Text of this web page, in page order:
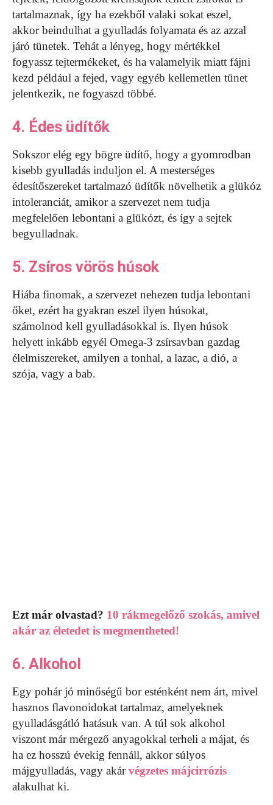
tartalmaznak, így ha ezekből valaki sokat eszel,
akkor beindulhat a gyulladás folyamata és az azzal
járó tünetek. Tehát a lényeg, hogy mértékkel
fogyassz tejtermékeket, és ha valamelyik miatt fájni
kezd például a fejed, vagy egyéb kellemetlen tünet
jelentkezik, ne fogyaszd többé.
4. Édes üdítők
Sokszor elég egy bögre üdítő, hogy a gyomrodban
kisebb gyulladás induljon el. A mesterséges
édesítőszereket tartalmazó üdítők növelhetik a glükóz
intoleranciát, amikor a szervezet nem tudja
megfelelően lebontani a glükózt, és így a sejtek
begyulladnak.
5. Zsíros vörös húsok
Hiába finomak, a szervezet nehezen tudja lebontani
őket, ezért ha gyakran eszel ilyen húsokat,
számolnod kell gyulladásokkal is. Ilyen húsok
helyett inkább egyél Omega-3 zsírsavban gazdag
élelmiszereket, amilyen a tonhal, a lazac, a dió, a
szója, vagy a bab.
Ezt már olvastad? 10 rákmegelőző szokás, amivel
akár az életedet is megmentheted!
6. Alkohol
Egy pohár jó minőségű bor esténként nem árt, mivel
hasznos flavonoidokat tartalmaz, amelyeknek
gyulladásgátló hatásuk van. A túl sok alkohol
viszont már mérgező anyagokkal terheli a májat, és
ha ez hosszú évekig fennáll, akkor súlyos
májgyulladás, vagy akárvégzetes májcirrózis
alakulhat ki.